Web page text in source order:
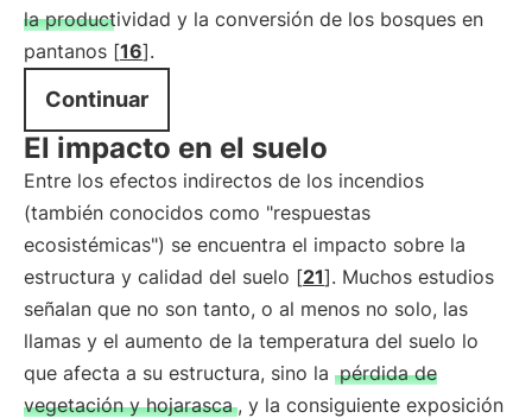
la productividad y la conversión de los bosques en
pantanos [16].
Continuar
El impacto en el suelo
Entre los efectos indirectos de los incendios
(también conocidos como "respuestas
ecosistémicas") se encuentra el impacto sobre la
estructura y calidad del suelo [21]. Muchos estudios
señalan que no son tanto, o al menos no solo, las
llamas y el aumento de la temperatura del suelo lo
que afecta a su estructura, sino la pérdida de
vegetación y hojarasca , y la consiguiente exposición